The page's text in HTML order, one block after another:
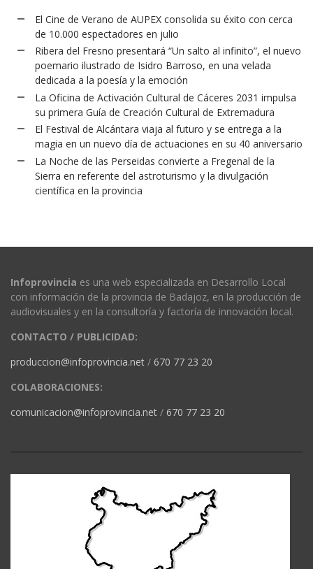
El Cine de Verano de AUPEX consolida su éxito con cerca
de 10.000 espectadores en julio
Ribera del Fresno presentará “Un salto al infinito”, el nuevo
poemario ilustrado de Isidro Barroso, en una velada
dedicada a la poesía y la emoción
La Oficina de Activación Cultural de Cáceres 2031 impulsa
su primera Guía de Creación Cultural de Extremadura
El Festival de Alcántara viaja al futuro y se entrega a la
magia en un nuevo día de actuaciones en su 40 aniversario
La Noche de las Perseidas convierte a Fregenal de la
Sierra en referente del astroturismo y la divulgación
científica en la provincia
Infoprovincia es una web especializada en Desarrollo Local
con información de la provincia de Badajoz, en la producción de
audiovisuales y en la consultoría y factoría de innovación local.
CONTACTO / PUBLICIDAD:
produccion@infoprovincia.net / 670 77 23 20
COLABORACIONES:
comunicacion@infoprovincia.net / 670 77 23 20